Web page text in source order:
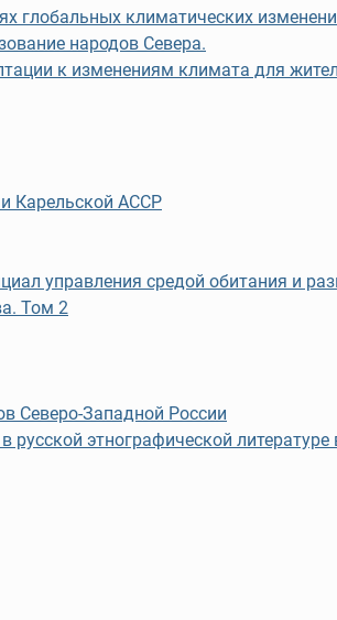
глобальных климатических
народов Севера.
к изменениям климата для
и Карельской АССР
управления средой обитания и
Том 2
Северо-Западной России
этнографической